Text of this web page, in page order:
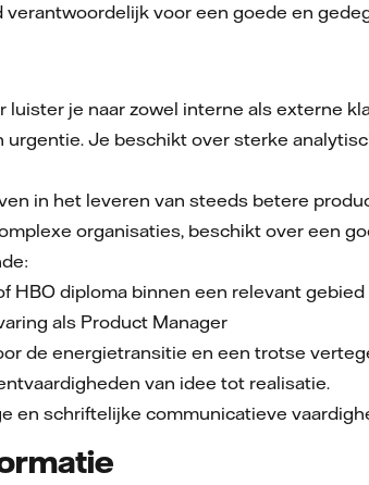
voor een goede en
luister je naar zowel interne als externe
Je beschikt over sterke
in het leveren van steeds betere
organisaties, beschikt over een
HBO diploma binnen een relevant
als Product Manager
de energietransitie en een trotse
van idee tot realisatie.
en schriftelijke communicatieve